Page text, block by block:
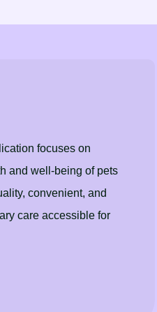
focuses on
and well-being of pets
convenient, and
care accessible for